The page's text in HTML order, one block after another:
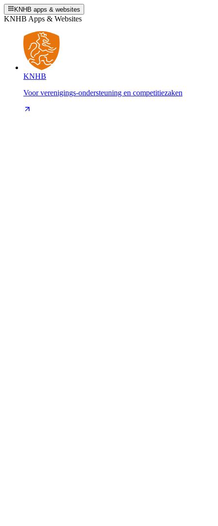
KNHB apps & websites
KNHB Apps & Websites
KNHB
Voor verenigings-ondersteuning en competitiezaken